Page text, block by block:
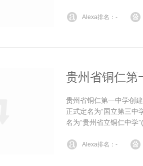
Alexa排名：-
贵州省铜仁第
贵州省铜仁第一中学创
正式定名为“国立第三中
名为“贵州省立铜仁中学
Alexa排名：-